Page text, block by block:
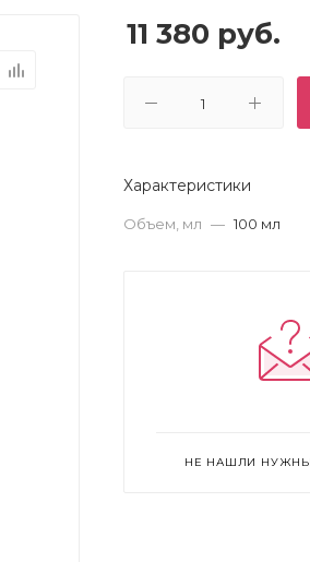
11 380 руб.
Характеристики
Объем, мл — 100 мл
НЕ НАШЛИ